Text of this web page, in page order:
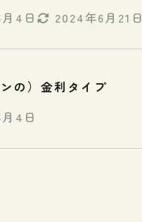
4日
2024年6月21日
ンの）金利タイプ
4日